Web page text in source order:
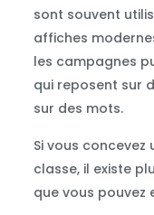
sont souvent
affiches
les campagnes
qui reposent sur
sur des mots.
Si vous
classe, il existe
que vous pouvez